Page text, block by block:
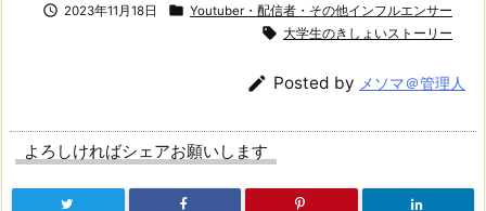
 2023年11月18日  Youtuber・配信者・その他インフルエンサー
 大学生のきしょいストーリー
 Posted by メソマ＠管理人
よろしければシェアお願いします